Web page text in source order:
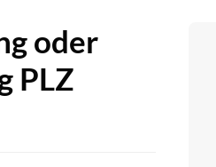
oder
PLZ